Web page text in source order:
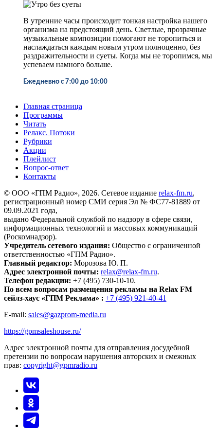
В утренние часы происходит тонкая настройка нашего
организма на предстоящий день. Светлые, прозрачные
музыкальные композиции помогают не торопиться и
наслаждаться каждым новым утром полноценно, без
раздражительности и суеты. Когда мы не торопимся, мы
успеваем намного больше.
Ежедневно с 7:00 до 10:00
Главная страница
Программы
Читать
Релакс. Потоки
Рубрики
Акции
Плейлист
Вопрос-ответ
Контакты
© ООО «ГПМ Радио», 2026. Сетевое издание relax-fm.ru,
регистрационный номер СМИ серия Эл № ФС77-81889 от
09.09.2021 года,
выдано Федеральной службой по надзору в сфере связи,
информационных технологий и массовых коммуникаций
(Роскомнадзор).
Учредитель сетевого издания: Общество с ограниченной
ответственностью «ГПМ Радио».
Главный редактор: Морозова Ю. П.
Адрес электронной почты: relax@relax-fm.ru.
Телефон редакции: +7 (495) 730-10-10.
По всем вопросам размещения рекламы на Relax FM
сейлз-хаус «ГПМ Реклама» : +7 (495) 921-40-41
E-mail: sales@gazprom-media.ru
https://gpmsaleshouse.ru/
Адрес электронной почты для отправления досудебной
претензии по вопросам нарушения авторских и смежных
прав: copyright@gpmradio.ru